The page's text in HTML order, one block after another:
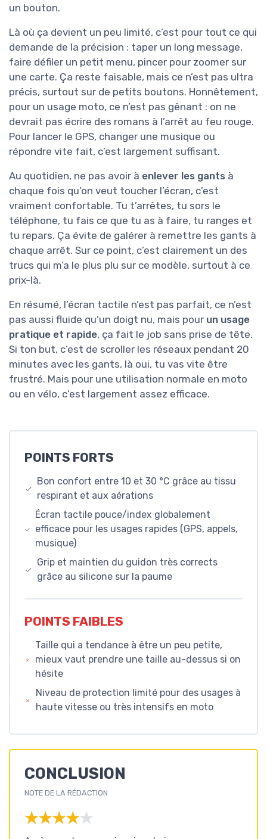
un bouton.
Là où ça devient un peu limité, c’est pour tout ce qui
demande de la précision : taper un long message,
faire défiler un petit menu, pincer pour zoomer sur
une carte. Ça reste faisable, mais ce n’est pas ultra
précis, surtout sur de petits boutons. Honnêtement,
pour un usage moto, ce n’est pas gênant : on ne
devrait pas écrire des romans à l’arrêt au feu rouge.
Pour lancer le GPS, changer une musique ou
répondre vite fait, c’est largement suffisant.
Au quotidien, ne pas avoir à enlever les gants à
chaque fois qu’on veut toucher l’écran, c’est
vraiment confortable. Tu t’arrêtes, tu sors le
téléphone, tu fais ce que tu as à faire, tu ranges et
tu repars. Ça évite de galérer à remettre les gants à
chaque arrêt. Sur ce point, c’est clairement un des
trucs qui m’a le plus plu sur ce modèle, surtout à ce
prix-là.
En résumé, l’écran tactile n’est pas parfait, ce n’est
pas aussi fluide qu’un doigt nu, mais pour un usage
pratique et rapide, ça fait le job sans prise de tête.
Si ton but, c’est de scroller les réseaux pendant 20
minutes avec les gants, là oui, tu vas vite être
frustré. Mais pour une utilisation normale en moto
ou en vélo, c’est largement assez efficace.
POINTS FORTS
Bon confort entre 10 et 30 °C grâce au tissu
respirant et aux aérations
Écran tactile pouce/index globalement
efficace pour les usages rapides (GPS, appels,
musique)
Grip et maintien du guidon très corrects
grâce au silicone sur la paume
POINTS FAIBLES
Taille qui a tendance à être un peu petite,
mieux vaut prendre une taille au-dessus si on
hésite
Niveau de protection limité pour des usages à
haute vitesse ou très intensifs en moto
CONCLUSION
NOTE DE LA RÉDACTION
★★★★★
★★★★★